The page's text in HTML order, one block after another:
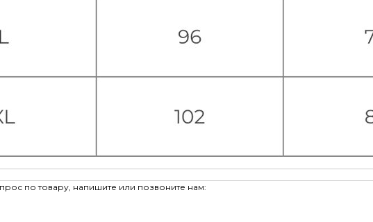
по товару, напишите или позвоните нам: